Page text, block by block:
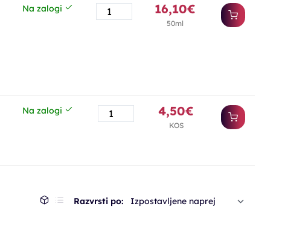
Na zalogi 16,10€
50ml
Na zalogi 4,50€
KOS
Razvrsti po: Izpostavljene naprej